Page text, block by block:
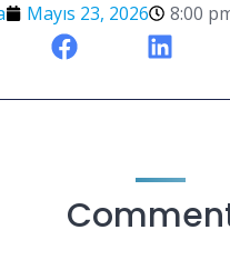
Mayıs 23, 2026 8:00